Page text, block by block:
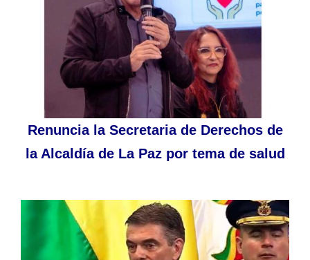
Renuncia la Secretaria de Derechos de
la Alcaldía de La Paz por tema de salud